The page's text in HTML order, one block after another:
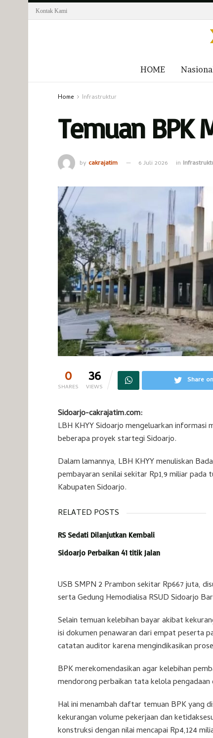
Kontak Kami
HOME
Home Infrastruktur
Temuan BPK
by cakrajatim 6 Juli 2026 in
0
SHARES 36
VIEWS
Share
Sidoarjo-cakrajatim.com:
LBH KHYY Sidoarjo mengeluarkan
beberapa proyek startegi Sidoarjo.
Dalam lamannya, LBH KHYY menuliskan
pembayaran senilai sekitar Rp1,9 miliar
Kabupaten Sidoarjo.
RELATED POSTS
RS Sedati Dilanjutkan Kembali
Sidoarjo Perbaikan 41 titik Jalan
USB SMPN 2 Prambon sekitar Rp667 juta,
serta Gedung Hemodialisa RSUD Sidoarjo
Selain temuan kelebihan bayar akibat
isi dokumen penawaran dari empat peserta
catatan auditor karena mengindikasikan
BPK merekomendasikan agar kelebihan
mendorong perbaikan tata kelola pengadaan
Hal ini menambah daftar temuan BPK yang
kekurangan volume pekerjaan dan
konstruksi dengan nilai mencapai Rp4,124